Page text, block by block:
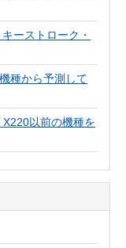
ーストローク・
種から予測して
以前の機種を